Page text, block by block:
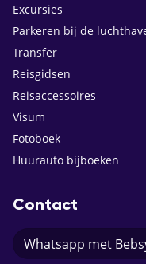
Excursies
Parkeren bij de
Transfer
Reisgidsen
Reisaccessoires
Visum
Fotoboek
Huurauto bijboeken
Contact
Whatsapp met